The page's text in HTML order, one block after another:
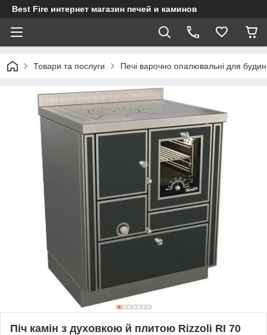
Best Fire интернет магазин печей и каминов
Товари та послуги Печі варочно опалювальні для
Піч камін з духовкою й плитою Rizzoli RI 70